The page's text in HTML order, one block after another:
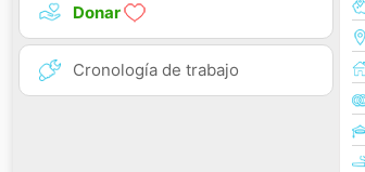
Donar
Cronología de trabajo